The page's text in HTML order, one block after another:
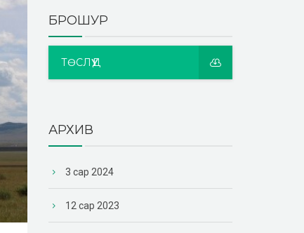
БРОШУР
ТӨСЛҮҮД
АРХИВ
3 сар 2024
12 сар 2023